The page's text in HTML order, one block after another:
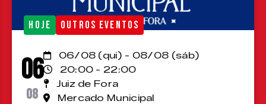
HOJE OUTROS EVENTOS
06
08
06/08 (qui) - 08/08 (sáb)
20:00 - 22:00
Juiz de Fora
Mercado Municipal